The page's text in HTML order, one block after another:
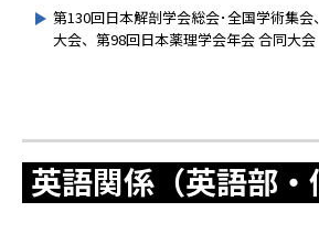
第130回日本解剖学会総会･全国学術集
大会、第98回日本薬理学会年会 合同大
英語関係（英語部・